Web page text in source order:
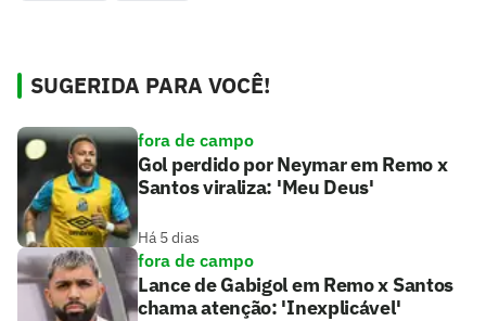
SUGERIDA PARA VOCÊ!
fora de campo
Gol perdido por Neymar em Remo x
Santos viraliza: 'Meu Deus'
Há 5 dias
fora de campo
Lance de Gabigol em Remo x Santos
chama atenção: 'Inexplicável'